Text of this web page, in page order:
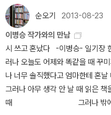
니던 한비와 헤어지고 서영이를
를 이해한다. 「복실이」 병에 걸려 주인에게 버림받은 복실이는 농장의
할머니의 보살핌으로 건강해진다.
하여 새끼를 밴다. 새끼를 낳다가
할머니가 만들어 준 보금자리를
낳는다. 「아버지와 함께 가는 길」 조선후기의 천재 화가 김홍도는 말
년에 살림이 궁핍해지며 병까지
래서 아들 연록에게는 글공부를
아니 누나가 쓴 새로운 글이라는
다린다. 아이들의 힘을 얻어 세상
닐지라도 아이들에게는 즐거운 책
어한다고 말하는 어른들은 다시
를 무릎에 앉혀놓고 옛날이야기를
리 아이들에게 활자에 갇힌 책을
들으며 함께 호흡하며 듣는 이야기
올려본다. 이야기를 즐기게 된 아
순오기 2013-08-23
이병승 작가와의 만남
시 쓰고 혼났다 -이병승- 일기장
러나 오늘도 어제와 똑같을 때 꾸
나 너무 솔직했다고 엄마한테 혼
그러나 아무 생각 안 날 때 읽은 책
때 그러나 밖에서 친